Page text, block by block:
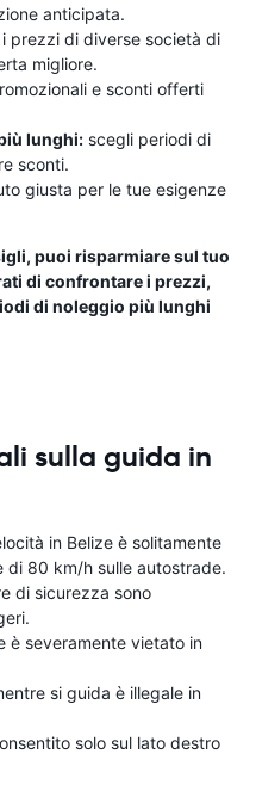
anticipata.
prezzi di diverse società di
migliore.
e sconti offerti
lunghi: scegli periodi di
sconti.
giusta per le tue esigenze
puoi risparmiare sul tuo
di confrontare i prezzi,
di noleggio più lunghi
sulla guida in
in Belize è solitamente
di 80 km/h sulle autostrade.
di sicurezza sono
è severamente vietato in
si guida è illegale in
solo sul lato destro